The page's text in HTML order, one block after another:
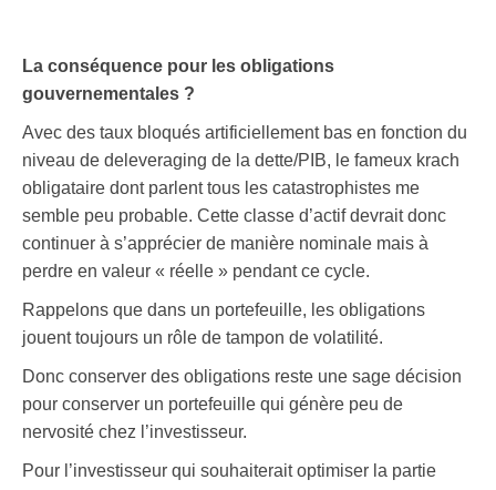
La conséquence pour les obligations
gouvernementales ?
Avec des taux bloqués artificiellement bas en fonction du
niveau de deleveraging de la dette/PIB, le fameux krach
obligataire dont parlent tous les catastrophistes me
semble peu probable. Cette classe d’actif devrait donc
continuer à s’apprécier de manière nominale mais à
perdre en valeur « réelle » pendant ce cycle.
Rappelons que dans un portefeuille, les obligations
jouent toujours un rôle de tampon de volatilité.
Donc conserver des obligations reste une sage décision
pour conserver un portefeuille qui génère peu de
nervosité chez l’investisseur.
Pour l’investisseur qui souhaiterait optimiser la partie